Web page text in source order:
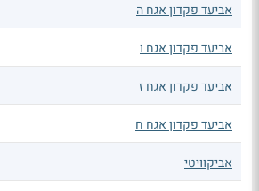
אביעד פקדון אגח ה
אביעד פקדון אגח ו
אביעד פקדון אגח ז
אביעד פקדון אגח ח
אביקוויטי